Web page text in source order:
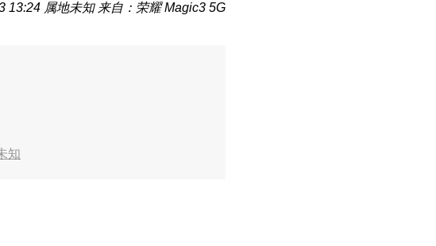
13:24 属地未知 来自：荣耀 Magic3 5G
知